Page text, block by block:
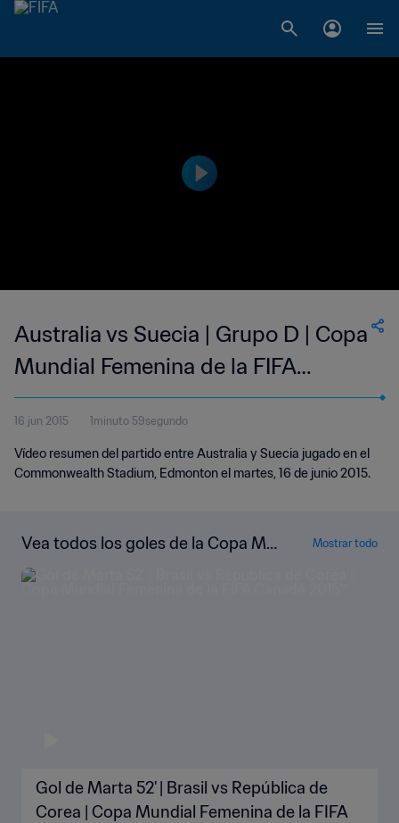
Australia vs Suecia | Grupo D | Copa
Mundial Femenina de la FIFA
Canadá 2015™ | Highlights
16 jun 2015 1minuto 59segundo
Vídeo resumen del partido entre Australia y Suecia jugado en el
Commonwealth Stadium, Edmonton el martes, 16 de junio 2015.
Vea todos los goles de la Copa Mu
ndial Femenina de la FIFA Canadá 2
015™
Mostrar todo
Gol de Marta 52' | Brasil vs República de
Corea | Copa Mundial Femenina de la FIFA